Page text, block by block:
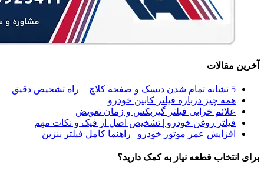
آخرین مقالات
5 نشانه‌ تمام شدن دیسک و صفحه کلاچ + راه تشخیص دقیق
همه‌ چیز درباره فیلتر کابین خودرو
علائم خرابی فیلتر گیربکس و زمان تعویض
فیلتر روغن خودرو | تشخیص اصل از فیک و نکات مهم
افزایش عمر موتور خودرو | راهنما کامل فیلتر بنزین
برای انتخاب قطعه نیاز به کمک دارید؟